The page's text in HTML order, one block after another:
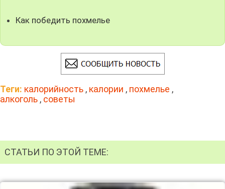
Как победить похмелье
Теги: калорийность , калории , похмелье ,
алкоголь , советы
СТАТЬИ ПО ЭТОЙ ТЕМЕ: